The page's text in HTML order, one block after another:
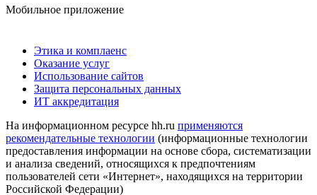
Мобильное приложение
Этика и комплаенс
Оказание услуг
Использование сайтов
Защита персональных данных
ИТ аккредитация
На информационном ресурсе hh.ru применяются
рекомендательные технологии (информационные технологии
предоставления информации на основе сбора, систематизации
и анализа сведений, относящихся к предпочтениям
пользователей сети «Интернет», находящихся на территории
Российской Федерации)